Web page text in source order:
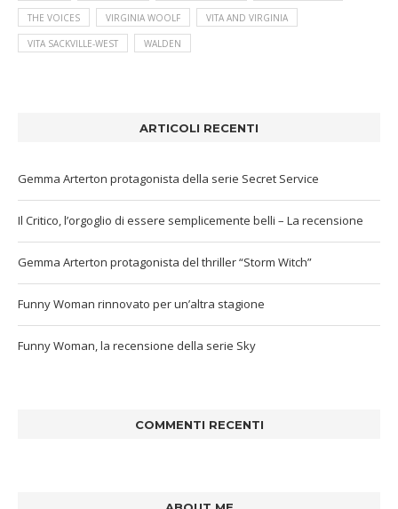
THE VOICES VIRGINIA WOOLF VITA AND VIRGINIA
VITA SACKVILLE-WEST WALDEN
ARTICOLI RECENTI
Gemma Arterton protagonista della serie Secret Service
Il Critico, l’orgoglio di essere semplicemente belli – La recensione
Gemma Arterton protagonista del thriller “Storm Witch”
Funny Woman rinnovato per un’altra stagione
Funny Woman, la recensione della serie Sky
COMMENTI RECENTI